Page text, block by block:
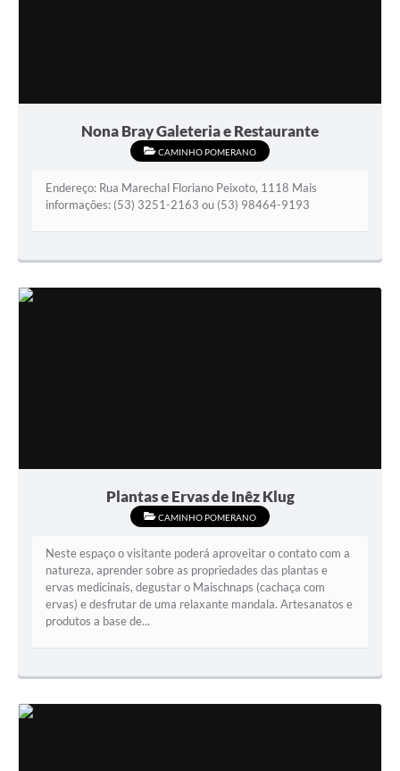
Nona Bray Galeteria e Restaurante
CAMINHO POMERANO
Endereço: Rua Marechal Floriano Peixoto, 1118 Mais
informações: (53) 3251-2163 ou (53) 98464-9193
Plantas e Ervas de Inêz Klug
CAMINHO POMERANO
Neste espaço o visitante poderá aproveitar o contato com a
natureza, aprender sobre as propriedades das plantas e
ervas medicinais, degustar o Maischnaps (cachaça com
ervas) e desfrutar de uma relaxante mandala. Artesanatos e
produtos a base de...